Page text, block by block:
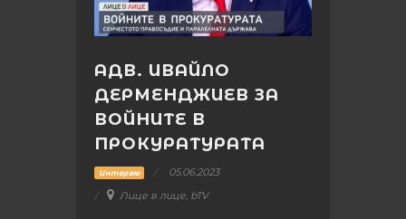
АДВ. ИВАЙЛО
ДЕРМЕНДЖИЕВ ЗА
ВОЙНИТЕ В
ПРОКУРАТУРАТА
Интервю
05.06.2023
Лице в лице, bTV